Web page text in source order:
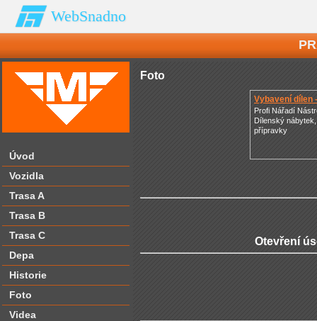
WebSnadno
Úvod
Vozidla
Trasa A
Trasa B
Trasa C
Depa
Historie
Foto
Videa
Foto
Vybavení dílen
Profi Nářadí
Dílenský
přípravky
Otevření